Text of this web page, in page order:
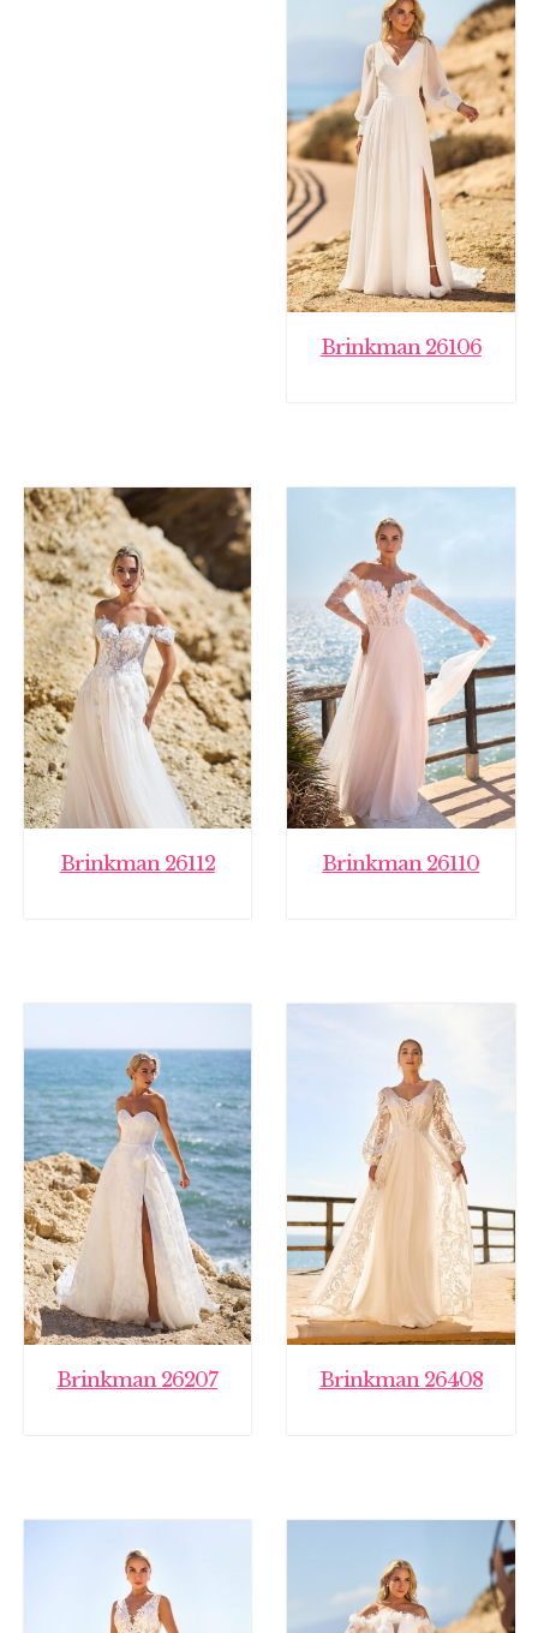
Brinkman 26106
Brinkman 26112 Brinkman 26110
Brinkman 26207 Brinkman 26408